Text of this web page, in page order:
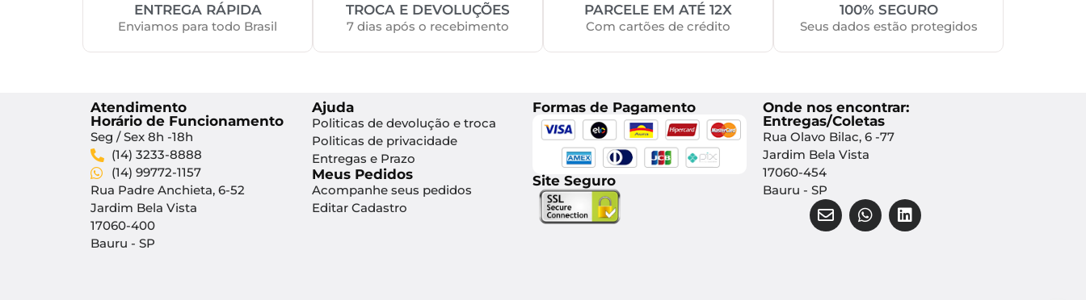
ENTREGA RÁPIDA
Enviamos para todo Brasil
TROCA E DEVOLUÇÕES
7 dias após o recebimento
PARCELE EM ATÉ 12X
Com cartões de crédito
100% SEGURO
Seus dados estão protegidos
Atendimento
Horário de Funcionamento
Seg / Sex 8h -18h
(14) 3233-8888
(14) 99772-1157
Rua Padre Anchieta, 6-52
Jardim Bela Vista
17060-400
Bauru - SP
Ajuda
Politicas de devolução e troca
Politicas de privacidade
Entregas e Prazo
Meus Pedidos
Acompanhe seus pedidos
Editar Cadastro
Formas de Pagamento
Site Seguro
Onde nos encontrar:
Entregas/Coletas
Rua Olavo Bilac, 6 -77
Jardim Bela Vista
17060-454
Bauru - SP